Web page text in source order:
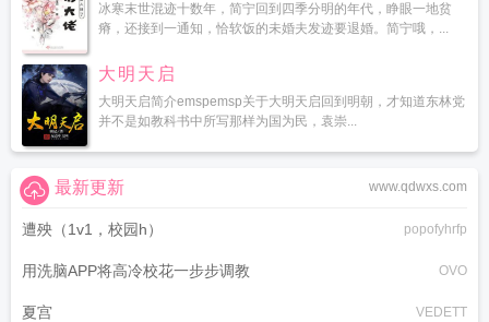
冰寒末世混迹十数年，简宁回到四季分明的年代，睁眼一地贫
瘠，还接到一通知，恰软饭的未婚夫发迹要退婚。简宁哦，...
大明天启
大明天启简介emspemsp关于大明天启回到明朝，才知道东林党
并不是如教科书中所写那样为国为民，袁崇...
www.qdwxs.com
最新更新
遭殃（1v1，校园h） popofyhrfp
用洗脑APP将高冷校花一步步调教 OVO
夏宫 VEDETT